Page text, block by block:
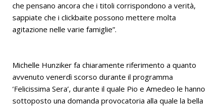
che pensano ancora che i titoli corrispondono a verità,
sappiate che i clickbaite possono mettere molta
agitazione nelle varie famiglie”.
Michelle Hunziker fa chiaramente riferimento a quanto
avvenuto venerdì scorso durante il programma
‘Felicissima Sera’, durante il quale Pio e Amedeo le hanno
sottoposto una domanda provocatoria alla quale la bella